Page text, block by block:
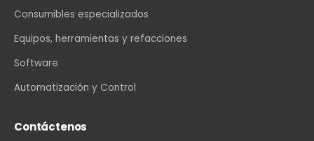
Consumibles especializados
Equipos, herramientas y refacciones
Software
Automatización y Control
Contáctenos